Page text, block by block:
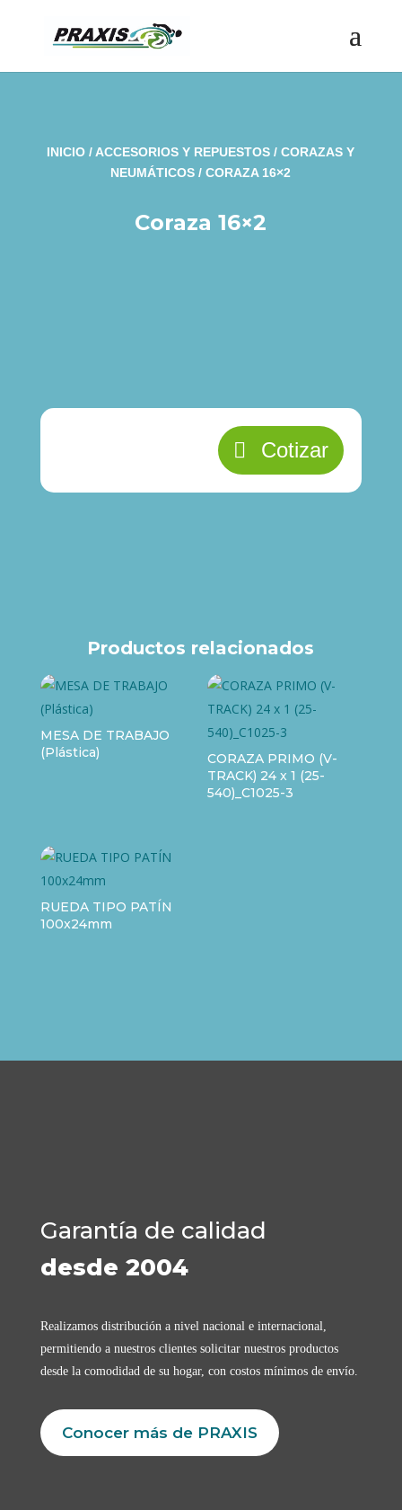
INICIO / ACCESORIOS Y REPUESTOS /CORAZAS Y
NEUMÁTICOS / CORAZA 16×2
Coraza 16×2
Cotizar
Productos relacionados
MESA DE TRABAJO
(Plástica)
CORAZA PRIMO (V-
TRACK) 24 x 1 (25-
540)_C1025-3
RUEDA TIPO PATÍN
100x24mm
Garantía de calidad
desde 2004
Realizamos distribución a nivel nacional e internacional,
permitiendo a nuestros clientes solicitar nuestros productos
desde la comodidad de su hogar, con costos mínimos de envío.
Conocer más de PRAXIS